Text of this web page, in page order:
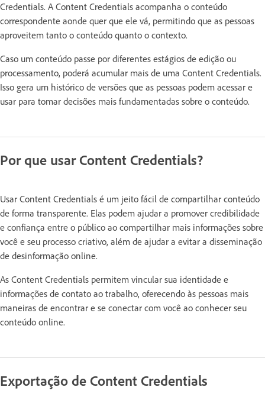
Credentials. A Content Credentials acompanha o conteúdo
correspondente aonde quer que ele vá, permitindo que as pessoas
aproveitem tanto o conteúdo quanto o contexto.
Caso um conteúdo passe por diferentes estágios de edição ou
processamento, poderá acumular mais de uma Content Credentials.
Isso gera um histórico de versões que as pessoas podem acessar e
usar para tomar decisões mais fundamentadas sobre o conteúdo.
Por que usar Content Credentials?
Usar Content Credentials é um jeito fácil de compartilhar conteúdo
de forma transparente. Elas podem ajudar a promover credibilidade
e confiança entre o público ao compartilhar mais informações sobre
você e seu processo criativo, além de ajudar a evitar a disseminação
de desinformação online.
As Content Credentials permitem vincular sua identidade e
informações de contato ao trabalho, oferecendo às pessoas mais
maneiras de encontrar e se conectar com você ao conhecer seu
conteúdo online.
Exportação de Content Credentials